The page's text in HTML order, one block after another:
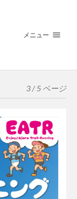
メニュー
3 / 5 ページ